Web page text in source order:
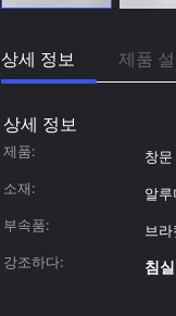
상세 정보 제품
상세 정보
제품: 창문
소재:
알
부속품:
브
강조하다:
침